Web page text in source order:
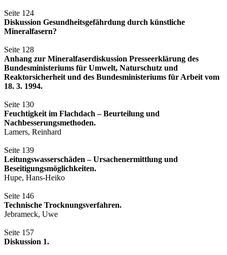
Seite 124
Diskussion Gesundheitsgefährdung durch künstliche
Mineralfasern?
Seite 128
Anhang zur Mineralfaserdiskussion Presseerklärung des
Bundesministeriums für Umwelt, Naturschutz und
Reaktorsicherheit und des Bundesministeriums für Arbeit vom
18. 3. 1994.
Seite 130
Feuchtigkeit im Flachdach – Beurteilung und
Nachbesserungsmethoden.
Lamers, Reinhard
Seite 139
Leitungswasserschäden – Ursachenermittlung und
Beseitigungsmöglichkeiten.
Hupe, Hans-Heiko
Seite 146
Technische Trocknungsverfahren.
Jebrameck, Uwe
Seite 157
Diskussion 1.